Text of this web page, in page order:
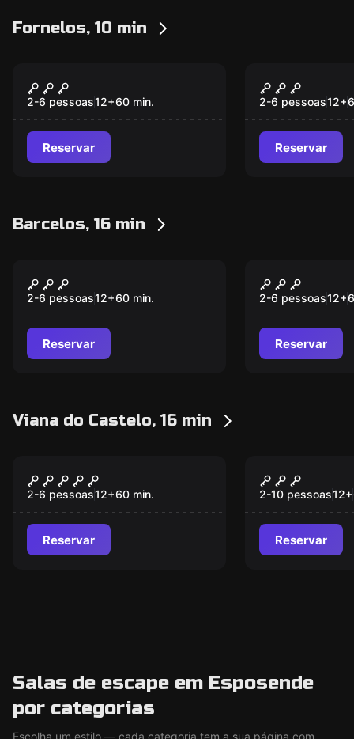
Fornelos, 10 min
Família Barros-Lima
2-6 pessoas12+60 min.
Reservar
Perdidos
2-6 pessoas12+
Reservar
Barcelos, 16 min
Novo
O LABORATÓRIO
2-6 pessoas12+60 min.
Reservar
Novo
O QUARTO
2-6 pessoas12+
Reservar
Viana do Castelo, 16 min
Hard Rock Room
2-6 pessoas12+60 min.
Reservar
Novo
Chocolate
Room
2-10 pessoas12+
Reservar
Salas de escape em Esposende
por categorias
Escolha um estilo — cada categoria tem a sua página com